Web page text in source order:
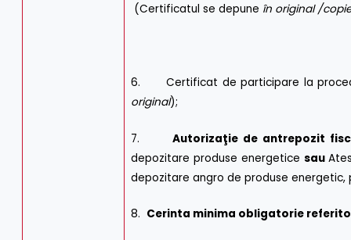
(Certificatul se depune în original /
6. Certificat de participare la
original);
7. Autorizaţie de antrepozit
depozitare produse energetice sau
depozitare angro de produse
8. Cerinta minima obligatorie